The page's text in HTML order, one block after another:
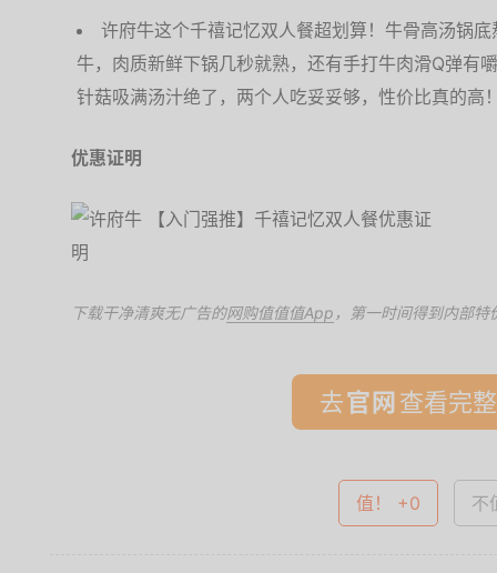
许府牛这个千禧记忆双人餐超划算！牛骨高汤锅
牛，肉质新鲜下锅几秒就熟，还有手打牛肉滑Q弹有
针菇吸满汤汁绝了，两个人吃妥妥够，性价比真的高
优惠证明
下载干净清爽无广告的网购值值值App ，第一时间得到内部特
去 查看完
值！ +0 不